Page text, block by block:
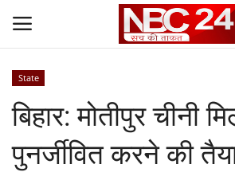
Contact
State
बिहार: मोतीपुर चीनी
पुनर्जीवित करने की